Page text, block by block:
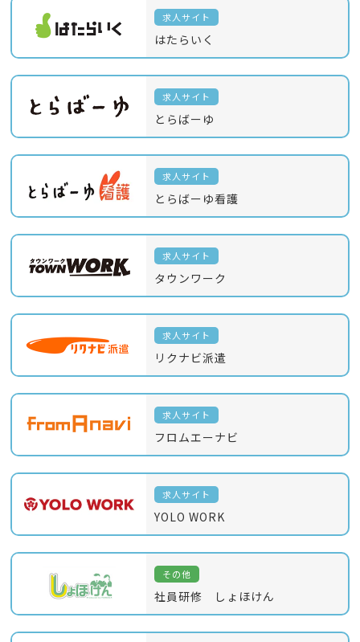
求人サイト
はたらいく
求人サイト
とらばーゆ
求人サイト
とらばーゆ看護
求人サイト
タウンワーク
求人サイト
リクナビ派遣
求人サイト
フロムエーナビ
求人サイト
YOLO WORK
その他
社員研修 しょほけん